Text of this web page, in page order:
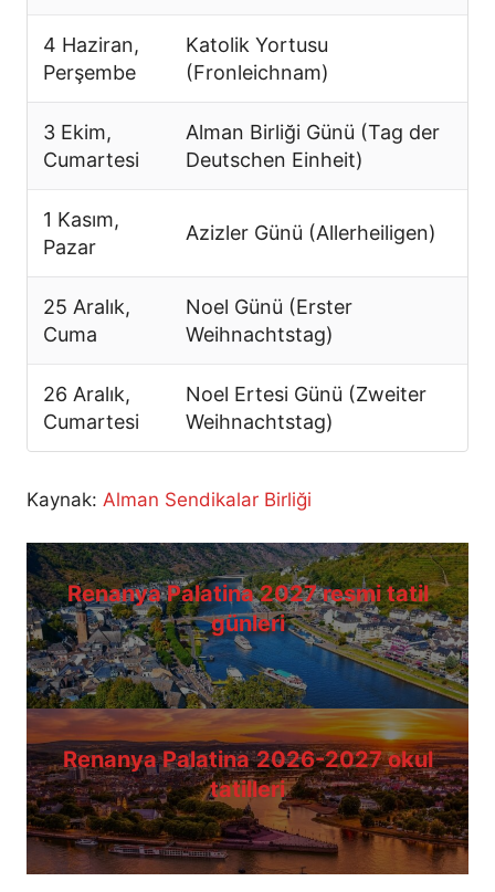
4 Haziran,
Perşembe
Katolik Yortusu
(Fronleichnam)
3 Ekim,
Cumartesi
Alman Birliği Günü (Tag der
Deutschen Einheit)
1 Kasım,
Pazar
Azizler Günü (Allerheiligen)
25 Aralık,
Cuma
Noel Günü (Erster
Weihnachtstag)
26 Aralık,
Cumartesi
Noel Ertesi Günü (Zweiter
Weihnachtstag)
Kaynak: Alman Sendikalar Birliği
Renanya Palatina 2027 resmi tatil
günleri
Renanya Palatina 2026-2027 okul
tatilleri